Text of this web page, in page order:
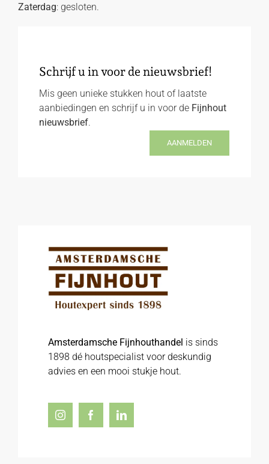
Zaterdag: gesloten.
Schrijf u in voor de nieuwsbrief!
Mis geen unieke stukken hout of laatste
aanbiedingen en schrijf u in voor de Fijnhout
nieuwsbrief.
AANMELDEN
Amsterdamsche Fijnhouthandel is sinds
1898 dé houtspecialist voor deskundig
advies en een mooi stukje hout.